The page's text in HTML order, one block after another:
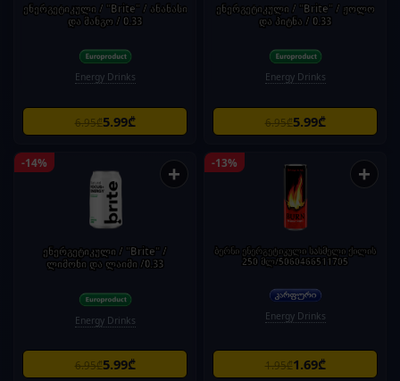
ენერგეტიკული / "Brite" / ანანასი
და მანგო / 0.33
Energy Drinks
6.95₾5.99₾
ენერგეტიკული / "Brite" / ჟოლო
და პიტნა / 0.33
Energy Drinks
6.95₾5.99₾
-14% +
ენერგეტიკული / "Brite" /
ლიმონი და ლაიმი /0.33
Energy Drinks
6.95₾5.99₾
-13% +
ბერნი ენერგეტიკული სასმელი ქილის
250 მლ/5060466511705
Energy Drinks
1.95₾1.69₾